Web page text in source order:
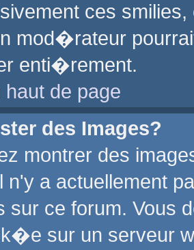
ces
mod�rateur
enti�rement.
haut de page
des Images?
montrer des
n'y a actuellement
sur ce forum. Vous
sur un serveur